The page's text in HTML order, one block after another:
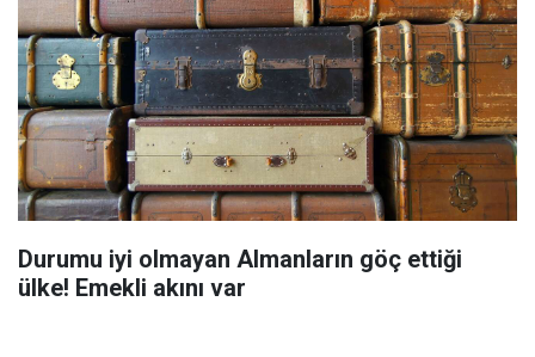
Durumu iyi olmayan Almanların göç ettiği
ülke! Emekli akını var